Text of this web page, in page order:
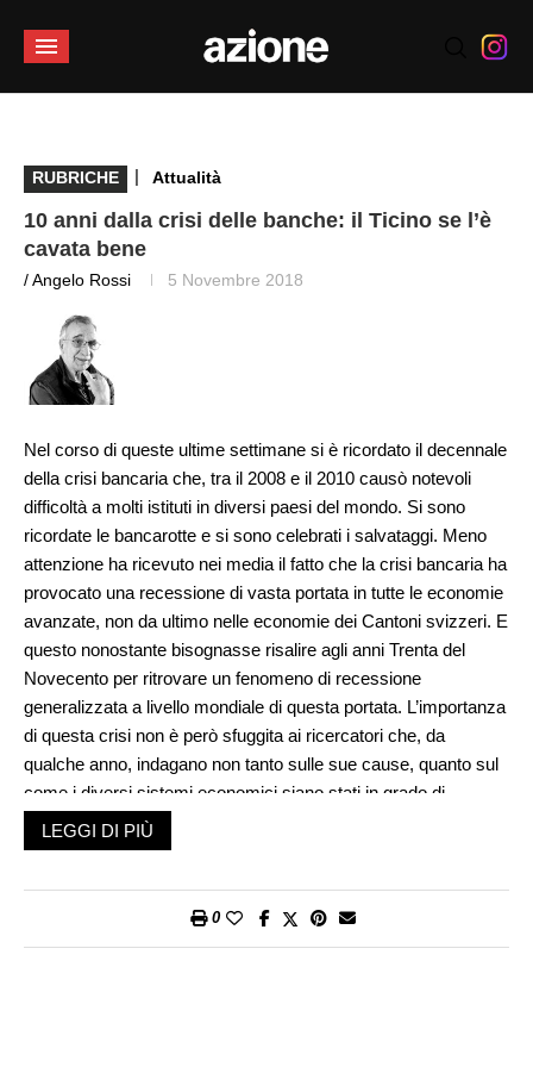
RUBRICHE | Attualità
10 anni dalla crisi delle banche: il Ticino se l’è
cavata bene
/ Angelo Rossi 5 Novembre 2018
Nel corso di queste ultime settimane si è ricordato il decennale
della crisi bancaria che, tra il 2008 e il 2010 causò notevoli
difficoltà a molti istituti in diversi paesi del mondo. Si sono
ricordate le bancarotte e si sono celebrati i salvataggi. Meno
attenzione ha ricevuto nei media il fatto che la crisi bancaria ha
provocato una recessione di vasta portata in tutte le economie
avanzate, non da ultimo nelle economie dei Cantoni svizzeri. E
questo nonostante bisognasse risalire agli anni Trenta del
Novecento per ritrovare un fenomeno di recessione
generalizzata a livello mondiale di questa portata. L’importanza
di questa crisi non è però sfuggita ai ricercatori che, da
qualche anno, indagano non tanto sulle sue cause, quanto sul
come i diversi sistemi economici siano stati in grado di
sopportarla.
Nel loro trattamento della crisi essi distinguono tra due
periodo è, di solito, composto dal triennio 2008-2010, durante il
LEGGI DI PIÙ
0